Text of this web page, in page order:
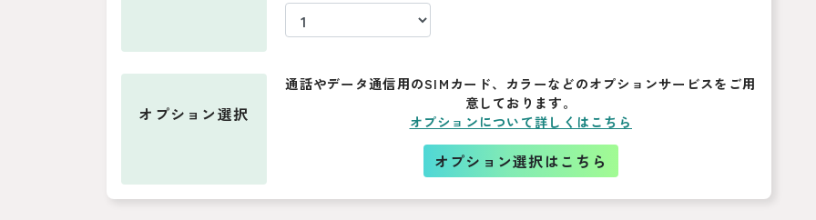
オプション選択
通話やデータ通信用のSIMカード、カラーなどのオプションサービスをご用
意しております。
オプションについて詳しくはこちら
オプション選択はこちら